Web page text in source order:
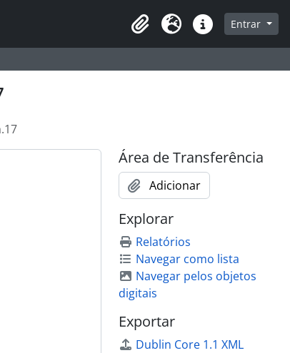
Área de Transferência
Idioma Atalhos Entrar
Área de Transferência
Adicionar
Explorar
Relatórios
Navegar como lista
Navegar pelos objetos
digitais
Exportar
Dublin Core 1.1 XML